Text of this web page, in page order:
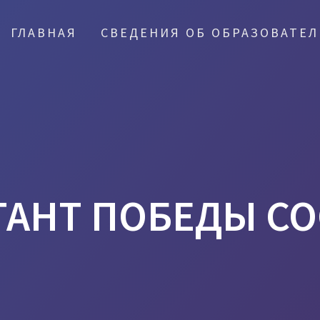
ГЛАВНАЯ СВЕДЕНИЯ ОБ
ПОБЕДЫ